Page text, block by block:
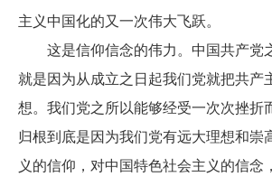
主义中国化的又一次伟大飞跃。
这是信仰信念的伟力。中国共产党
就是因为从成立之日起我们党就把共产
想。我们党之所以能够经受一次次挫折
归根到底是因为我们党有远大理想和崇
义的信仰，对中国特色社会主义的信念